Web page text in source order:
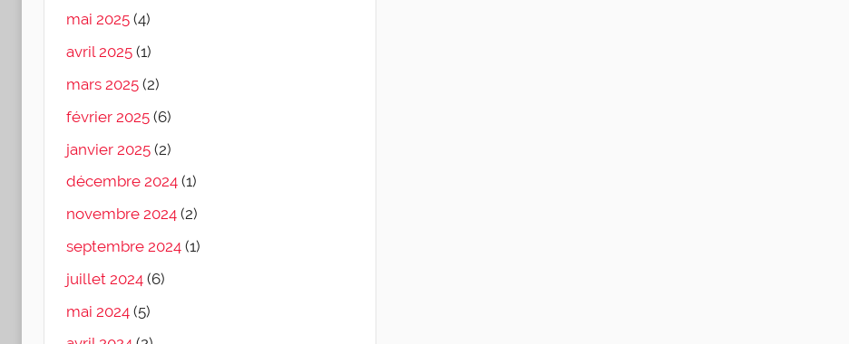
mai 2025 (4)
avril 2025 (1)
mars 2025 (2)
février 2025 (6)
janvier 2025 (2)
décembre 2024 (1)
novembre 2024 (2)
septembre 2024 (1)
juillet 2024 (6)
mai 2024 (5)